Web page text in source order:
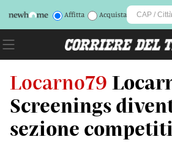
Affitta Acquista
Locarno79
Screenings
sezione